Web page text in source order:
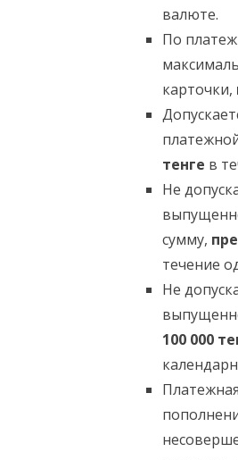
валюте.
По
карточки,
тенге в
Не
сумму,
течение
Не
100 000